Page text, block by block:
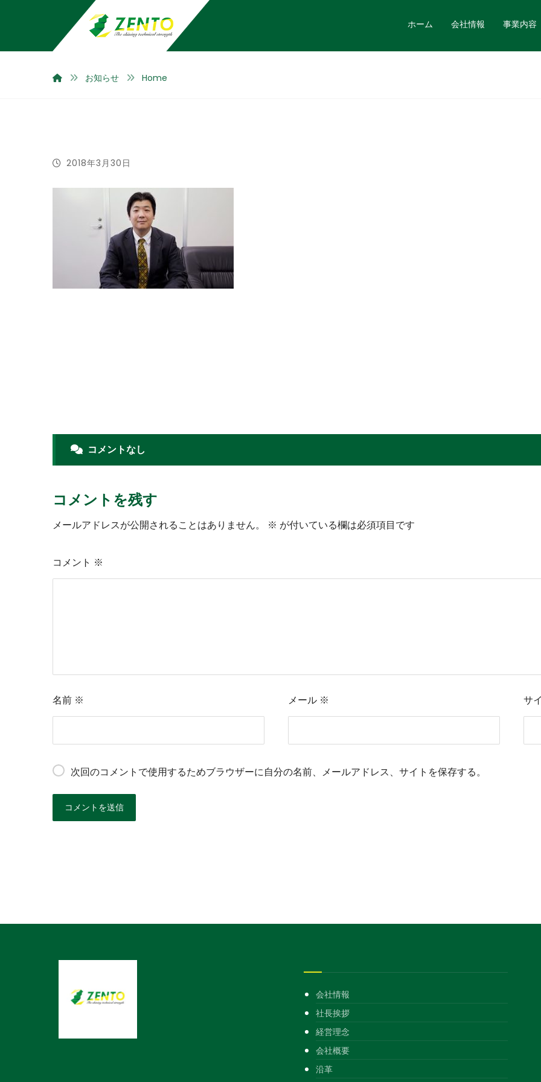
ホーム 会社情報 事業内容
お知らせ Home
2018年3月30日
コメントなし
コメントを残す
メールアドレスが公開されることはありません。 ※ が付いている欄は必須項目です
コメント ※
名前 ※ メール ※ サ
次回のコメントで使用するためブラウザーに自分の名前、メールアドレス、サイトを保存する。
会社情報
社長挨拶
経営理念
会社概要
沿革